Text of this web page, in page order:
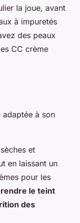
la joue, avant
à impuretés
des peaux
CC crème
adaptée à son
et
en laissant un
pour les
rendre le teint
des